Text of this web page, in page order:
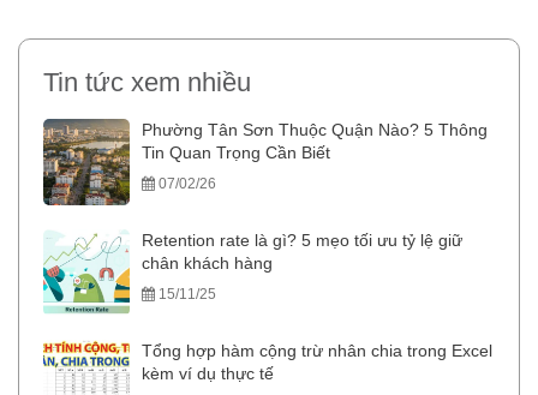
Tin tức xem nhiều
Phường Tân Sơn Thuộc Quận Nào? 5 Thông
Tin Quan Trọng Cần Biết
07/02/26
Retention rate là gì? 5 mẹo tối ưu tỷ lệ giữ
chân khách hàng
15/11/25
Tổng hợp hàm cộng trừ nhân chia trong Excel
kèm ví dụ thực tế